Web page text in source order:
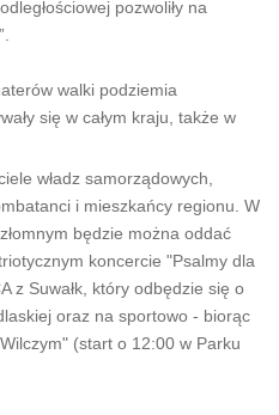
pozwoliły na
walki podziemia
się w całym kraju, także w
władz samorządowych,
i mieszkańcy regionu. W
będzie można oddać
koncercie "Psalmy dla
z Suwałk, który odbędzie się o
oraz na sportowo - biorąc
(start o 12:00 w Parku